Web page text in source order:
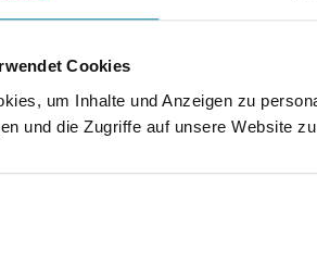
Cookies
um Inhalte und Anzeigen zu
und die Zugriffe auf unsere Website
Impressum
Cookieeinstellungen